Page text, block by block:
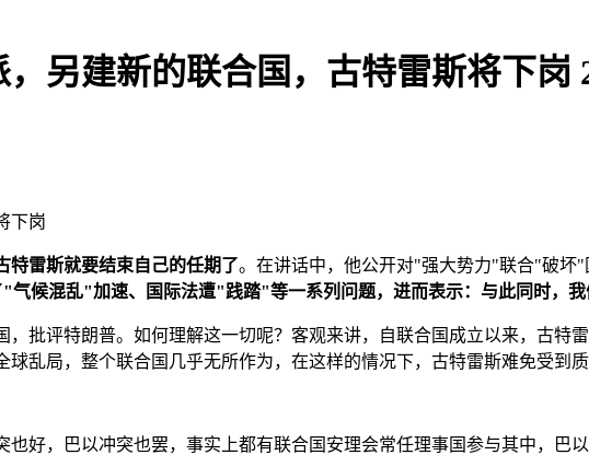
另建新的联合国，古特雷斯将下岗
下岗
特雷斯就要结束自己的任期了。在讲话中，他公开对"强大势力"联合"破坏"
候混乱"加速、国际法遭"践踏"等一系列问题，进而表示：与此同时，
批评特朗普。如何理解这一切呢？客观来讲，自联合国成立以来，古特
乱局，整个联合国几乎无所作为，在这样的情况下，古特雷斯难免受到质
好，巴以冲突也罢，事实上都有联合国安理会常任理事国参与其中，巴